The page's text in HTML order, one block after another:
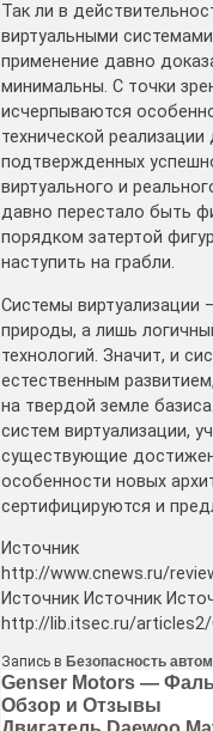
Так ли в
виртуальными
применение давно
минимальны. С точки
исчерпываются
технической
подтвержденных
виртуального и
давно перестало быть
порядком затертой
наступить на грабли.
Системы виртуализации
природы, а лишь
технологий. Значит, и
естественным
на твердой земле
систем виртуализации,
существующие
особенности новых
сертифицируются и
Источник
http://www.cnews.ru/
Источник Источник
http://lib.itsec.ru/
Запись в Безопасность
Навигация
по
Genser Motors —
Обзор и Отзывы